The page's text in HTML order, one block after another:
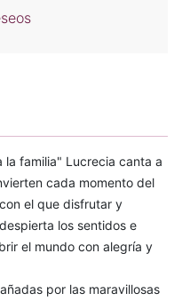
la familia" Lucrecia canta a
cada momento del
el que disfrutar y
los sentidos e
el mundo con alegría y
por las maravillosas